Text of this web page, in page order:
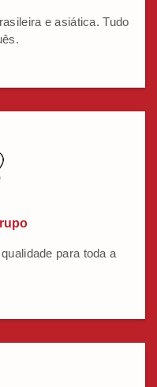
e asiática. Tudo
para toda a